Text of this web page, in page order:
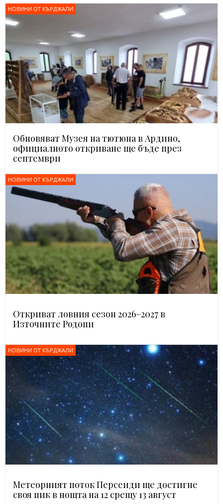
НОВИНИ ОТ КЪРДЖАЛИ
Обновяват Музея на тютюна в Ардино,
официалното откриване ще бъде през
септември
НОВИНИ ОТ КЪРДЖАЛИ
Откриват ловния сезон 2026–2027 в
Източните Родопи
НОВИНИ ОТ КЪРДЖАЛИ
Метеорният поток Персеиди ще достигне
своя пик в нощта на 12 срещу 13 август